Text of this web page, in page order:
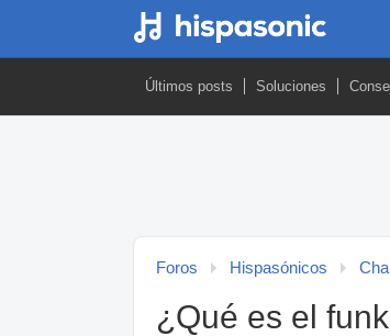
Últimos posts Soluciones
Foros Hispasónicos
¿Qué es el